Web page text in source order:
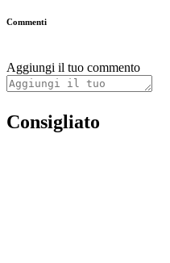
Commenti
Aggiungi il tuo commento
Consigliato